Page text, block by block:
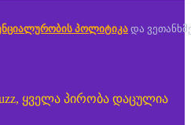
პოლიტიკა და
ყველა პირობა დაცულია